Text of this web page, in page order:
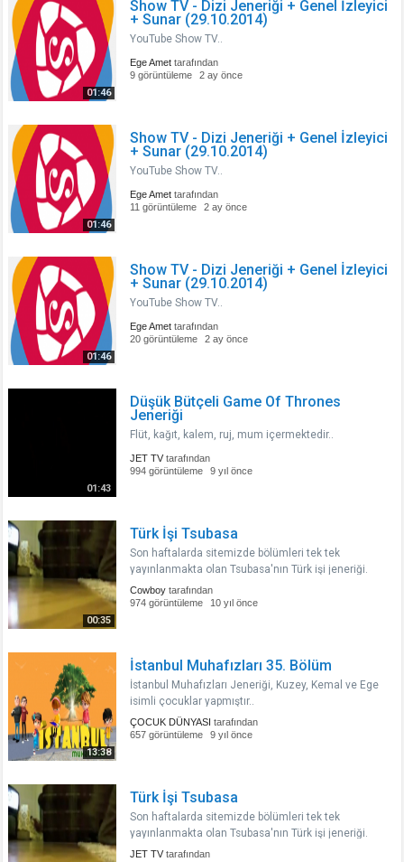
01:46
Show TV - Dizi Jeneriği + Genel İzleyici
+ Sunar (29.10.2014)
YouTube Show TV..
Ege Amet tarafından
9 görüntüleme
2 ay önce
01:46
Show TV - Dizi Jeneriği + Genel İzleyici
+ Sunar (29.10.2014)
YouTube Show TV..
Ege Amet tarafından
11 görüntüleme
2 ay önce
01:46
Show TV - Dizi Jeneriği + Genel İzleyici
+ Sunar (29.10.2014)
YouTube Show TV..
Ege Amet tarafından
20 görüntüleme
2 ay önce
01:43
Düşük Bütçeli Game Of Thrones
Jeneriği
Flüt, kağıt, kalem, ruj, mum içermektedir..
JET TV tarafından
994 görüntüleme
9 yıl önce
00:35
Türk İşi Tsubasa
Son haftalarda sitemizde bölümleri tek tek
yayınlanmakta olan Tsubasa'nın Türk işi jeneriği.
Biraz kısa olmasının dışında aslına sadık kalınarak
çekilmiş. Video açıklaması yazmayı da hiç
Cowboy tarafından
974 görüntüleme
10 yıl önce
13:38
İstanbul Muhafızları 35. Bölüm
İstanbul Muhafızları Jeneriği, Kuzey, Kemal ve Ege
isimli çocuklar yapmıştır..
ÇOCUK DÜNYASI tarafından
657 görüntüleme
9 yıl önce
Türk İşi Tsubasa
Son haftalarda sitemizde bölümleri tek tek
yayınlanmakta olan Tsubasa'nın Türk işi jeneriği.
Biraz kısa olmasının dışında aslına sadık kalınarak
JET TV tarafından